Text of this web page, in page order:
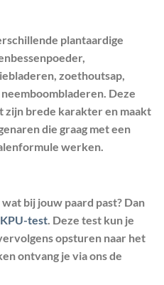
plantaardige
zoethoutsap,
Deze
brede karakter en maakt
die graag met een
werken.
bij jouw paard past? Dan
KPU-test. Deze test kun je
opsturen naar het
ontvang je via ons de